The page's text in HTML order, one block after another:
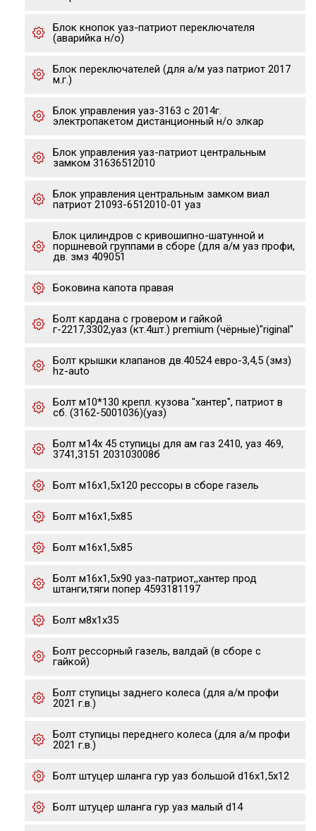
Блок кнопок уаз-патриот переключателя
(аварийка н/о)
Блок переключателей (для а/м уаз патриот 2017
м.г.)
Блок управления уаз-3163 с 2014г.
электропакетом дистанционный н/о элкар
Блок управления уаз-патриот центральным
замком 31636512010
Блок управления центральным замком виал
патриот 21093-6512010-01 уаз
Блок цилиндров с кривошипно-шатунной и
поршневой группами в сборе (для а/м уаз профи,
дв. змз 409051
Боковина капота правая
Болт кардана с гровером и гайкой
г-2217,3302,уаз (кт.4шт.) premium (чёрные)"riginal"
Болт крышки клапанов дв.40524 евро-3,4,5 (змз)
hz-auto
Болт м10*130 крепл. кузова "хантер", патриот в
сб. (3162-5001036)(уаз)
Болт м14х 45 ступицы для ам газ 2410, уаз 469,
3741,3151 203103008б
Болт м16х1,5х120 рессоры в сборе газель
Болт м16х1,5х85
Болт м16х1,5х85
Болт м16х1,5х90 уаз-патриот,,хантер прод
штанги,тяги попер 4593181197
Болт м8х1х35
Болт рессорный газель, валдай (в сборе с
гайкой)
Болт ступицы заднего колеса (для а/м профи
2021 г.в.)
Болт ступицы переднего колеса (для а/м профи
2021 г.в.)
Болт штуцер шланга гур уаз большой d16х1,5х12
Болт штуцер шланга гур уаз малый d14